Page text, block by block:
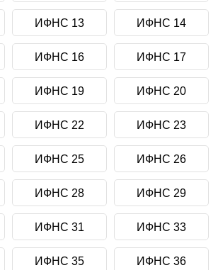
ИФНС 13 ИФНС 14
ИФНС 16 ИФНС 17
ИФНС 19 ИФНС 20
ИФНС 22 ИФНС 23
ИФНС 25 ИФНС 26
ИФНС 28 ИФНС 29
ИФНС 31 ИФНС 33
ИФНС 35 ИФНС 36